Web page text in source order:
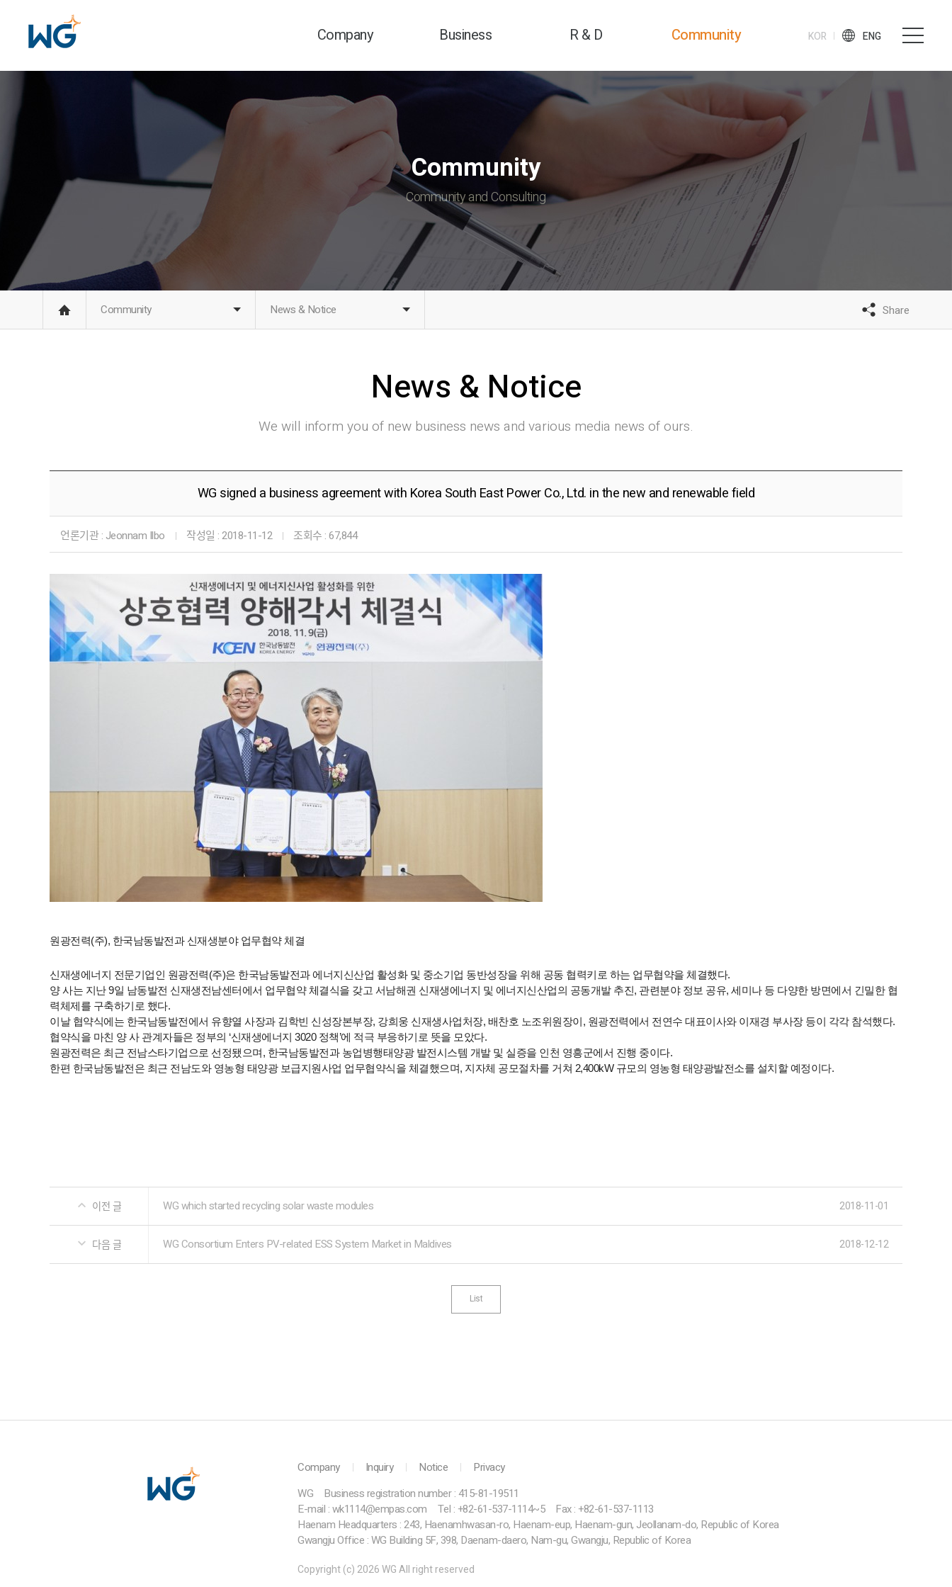
Company
Overview
History & Awards
Directions
Business
Business Areas
R & D
Research Field
Research Performance
Community
News & Notice
Consulting
KOR ENG
Community
Community and Consulting
Community News & Notice Share
News & Notice
We will inform you of new business news and various media news of ours.
WG signed a business agreement with Korea South East Power Co., Ltd. in the new and renewable field
언론기관 : Jeonnam Ilbo 작성일 :2018-11-12 조회수 :67,844
원광전력(주), 한국남동발전과 신재생분야 업무협약 체결
신재생에너지 전문기업인 원광전력(주)은 한국남동발전과 에너지신산업 활성화 및 중소기업 동반성장을 위해 공동 협력키로 하는 업무협약을 체결했다.
양 사는 지난 9일 남동발전 신재생전남센터에서 업무협약 체결식을 갖고 서남해권 신재생에너지 및 에너지신산업의 공동개발 추진, 관련분야 정보 공유, 세미나 등 다양한 방면에서 긴밀한 협
력체제를 구축하기로 했다.
이날 협약식에는 한국남동발전에서 유향열 사장과 김학빈 신성장본부장, 강희웅 신재생사업처장, 배찬호 노조위원장이, 원광전력에서 전연수 대표이사와 이재경 부사장 등이 각각 참석했다.
협약식을 마친 양 사 관계자들은 정부의 ‘신재생에너지 3020 정책’에 적극 부응하기로 뜻을 모았다.
원광전력은 최근 전남스타기업으로 선정됐으며, 한국남동발전과 농업병행태양광 발전시스템 개발 및 실증을 인천 영흥군에서 진행 중이다.
한편 한국남동발전은 최근 전남도와 영농형 태양광 보급지원사업 업무협약식을 체결했으며, 지자체 공모절차를 거쳐 2,400kW 규모의 영농형 태양광발전소를 설치할 예정이다.
이전 글 WG which started recycling solar waste modules 2018-11-01
다음 글 WG Consortium Enters PV-related ESS System Market in Maldives 2018-12-12
List
Company Inquiry Notice
Privacy
WG
Business registration number : 415-81-19511
E-mail : wk1114@empas.com
Tel : +82-61-537-1114~5
Fax : +82-61-537-1113
Haenam Headquarters : 243, Haenamhwasan-ro, Haenam-eup, Haenam-gun, Jeollanam-do, Republic of Korea
Gwangju Office : WG Building 5F, 398, Daenam-daero, Nam-gu, Gwangju, Republic of Korea
Copyright (c) 2026 WG All right reserved